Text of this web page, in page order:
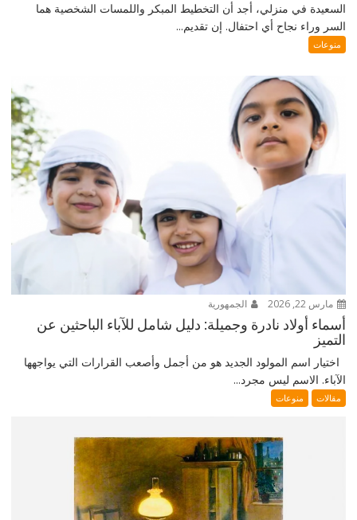
السعيدة في منزلي، أجد أن التخطيط المبكر واللمسات الشخصية هما
السر وراء نجاح أي احتفال. إن تقديم...
منوعات
مارس 22, 2026 الجمهورية
أسماء أولاد نادرة وجميلة: دليل شامل للآباء الباحثين عن
التميز
اختيار اسم المولود الجديد هو من أجمل وأصعب القرارات التي يواجهها
الآباء. الاسم ليس مجرد...
مقالات منوعات